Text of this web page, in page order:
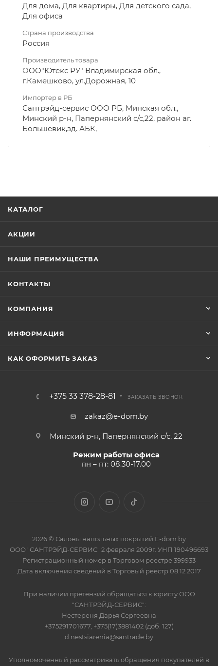
Для дома, Для квартиры, Для детского сада,
Для офиса
Страна производства
Россия
Производитель товара
ООО"Ютекс РУ" Владимирская обл.,
г.Камешково, ул.Дорожная, 10
Импортер в РБ
Сантрэйд-сервис ООО РБ, Минская обл.,
Минский р-н, Папернянский с/с,22, район аг.
Большевик,зд. АБК,
КАТАЛОГ
АКЦИИ
НАШИ ПРЕИМУЩЕСТВА
КОНТАКТЫ
КОМПАНИЯ
ИНФОРМАЦИЯ
КАК ОФОРМИТЬ ЗАКАЗ
+375 33 378-28-81 ЗАКАЗАТЬ ЗВОНОК
zakaz@e-dom.by
Минский р-н, Папернянский с/с, 22
Режим работы офиса
пн – пт: 08.30-17.00
2026 © Салоны напольных покрытий E-dom.by
ООО "САНТРЭЙД-СЕРВИС" 2 февраля 2009г. УНП 190496693
Регистрационный номер в Торговом реестре 399933
Дата включения сведений в Торговый реестр 08.12.2017
При наличии претензий обращаться к юристу ООО
"САНТРЭЙД-СЕРВИС":
Нестереня Дарья Сергеевна
+375291701677, +375(17)3881402 (доб. 127)
d.nestsiarenia@santrade.by
Уполномоченный рассматривать обращения покупателей в